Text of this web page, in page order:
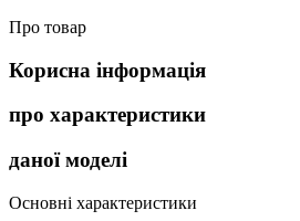
Про товар
Корисна інформація
про характеристики
даної моделі
Основні характеристики